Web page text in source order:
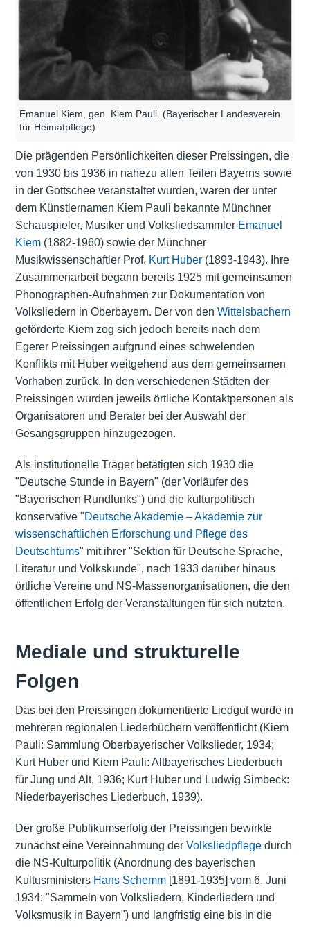
Emanuel Kiem, gen. Kiem Pauli. (Bayerischer Landesverein
für Heimatpflege)
Die prägenden Persönlichkeiten dieser Preissingen, die
von 1930 bis 1936 in nahezu allen Teilen Bayerns sowie
in der Gottschee veranstaltet wurden, waren der unter
dem Künstlernamen Kiem Pauli bekannte Münchner
Schauspieler, Musiker und Volksliedsammler Emanuel
Kiem(1882-1960) sowie der Münchner
Musikwissenschaftler Prof. Kurt Huber(1893-1943). Ihre
Zusammenarbeit begann bereits 1925 mit gemeinsamen
Phonographen-Aufnahmen zur Dokumentation von
Volksliedern in Oberbayern. Der von den Wittelsbachern
geförderte Kiem zog sich jedoch bereits nach dem
Egerer Preissingen aufgrund eines schwelenden
Konflikts mit Huber weitgehend aus dem gemeinsamen
Vorhaben zurück. In den verschiedenen Städten der
Preissingen wurden jeweils örtliche Kontaktpersonen als
Organisatoren und Berater bei der Auswahl der
Gesangsgruppen hinzugezogen.
Als institutionelle Träger betätigten sich 1930 die
"Deutsche Stunde in Bayern" (der Vorläufer des
"Bayerischen Rundfunks") und die kulturpolitisch
konservative "Deutsche Akademie – Akademie zur
wissenschaftlichen Erforschung und Pflege des
Deutschtums" mit ihrer "Sektion für Deutsche Sprache,
Literatur und Volkskunde", nach 1933 darüber hinaus
örtliche Vereine und NS-Massenorganisationen, die den
öffentlichen Erfolg der Veranstaltungen für sich nutzten.
Mediale und strukturelle
Folgen
Das bei den Preissingen dokumentierte Liedgut wurde in
mehreren regionalen Liederbüchern veröffentlicht (Kiem
Pauli: Sammlung Oberbayerischer Volkslieder, 1934;
Kurt Huber und Kiem Pauli: Altbayerisches Liederbuch
für Jung und Alt, 1936; Kurt Huber und Ludwig Simbeck:
Niederbayerisches Liederbuch, 1939).
Der große Publikumserfolg der Preissingen bewirkte
zunächst eine Vereinnahmung der Volksliedpflegedurch
die NS-Kulturpolitik (Anordnung des bayerischen
Kultusministers Hans Schemm[1891-1935] vom 6. Juni
1934: "Sammeln von Volksliedern, Kinderliedern und
Volksmusik in Bayern") und langfristig eine bis in die